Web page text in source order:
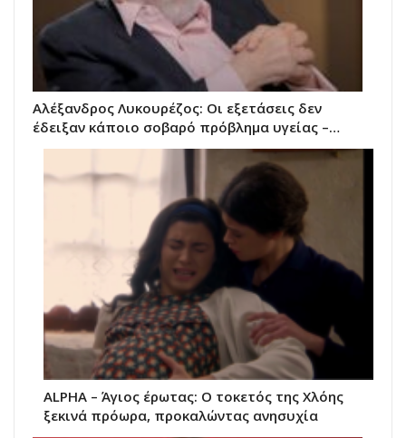
Αλέξανδρος Λυκουρέζος: Οι εξετάσεις δεν
έδειξαν κάποιο σοβαρό πρόβλημα υγείας –…
ALPHA – Άγιος έρωτας: Ο τοκετός της Χλόης
ξεκινά πρόωρα, προκαλώντας ανησυχία